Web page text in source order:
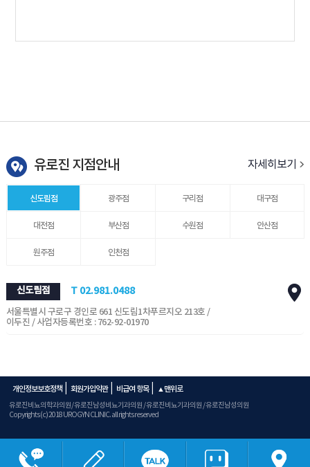
유로진 지점안내 자세히보기
신도림점 광주점 구리점 대구점
대전점 부산점 수원점 안산점
원주점 인천점
신도림점 T 02.981.0488
서울특별시 구로구 경인로 661 신도림1차푸르지오 213호 /
이두진 / 사업자등록번호 : 762-92-01970
개인정보보호정책| 회원가입약관| 비급여 항목| ▲맨위로
유로진비뇨의학과의원/ 유로진남성비뇨기과의원 / 유로진비뇨기과의원 / 유로진남성의원
Copyrights (c) 2018 UROGYN CLINIC. all rights reserved